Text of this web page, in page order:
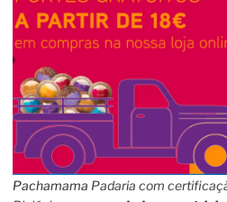
Pachamama Padaria com